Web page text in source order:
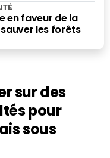
en faveur de la
les forêts
sur des
pour
sous